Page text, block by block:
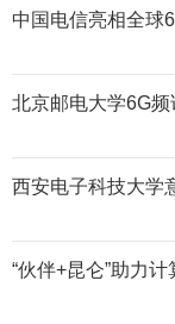
中国电信亮相全球
北京邮电大学6G
西安电子科技大学
“伙伴+昆仑”助力